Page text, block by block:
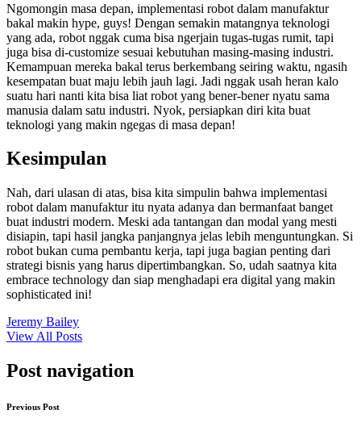
Ngomongin masa depan, implementasi robot dalam manufaktur
bakal makin hype, guys! Dengan semakin matangnya teknologi
yang ada, robot nggak cuma bisa ngerjain tugas-tugas rumit, tapi
juga bisa di-customize sesuai kebutuhan masing-masing industri.
Kemampuan mereka bakal terus berkembang seiring waktu, ngasih
kesempatan buat maju lebih jauh lagi. Jadi nggak usah heran kalo
suatu hari nanti kita bisa liat robot yang bener-bener nyatu sama
manusia dalam satu industri. Nyok, persiapkan diri kita buat
teknologi yang makin ngegas di masa depan!
Kesimpulan
Nah, dari ulasan di atas, bisa kita simpulin bahwa implementasi
robot dalam manufaktur itu nyata adanya dan bermanfaat banget
buat industri modern. Meski ada tantangan dan modal yang mesti
disiapin, tapi hasil jangka panjangnya jelas lebih menguntungkan. Si
robot bukan cuma pembantu kerja, tapi juga bagian penting dari
strategi bisnis yang harus dipertimbangkan. So, udah saatnya kita
embrace technology dan siap menghadapi era digital yang makin
sophisticated ini!
Jeremy Bailey
View All Posts
Post navigation
Previous Post